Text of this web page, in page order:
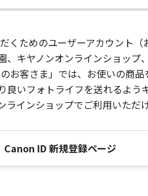
くためのユーザーアカウント
キヤノンオンラインショッ
お客さま」では、お使いの商
いフォトライフを送れるよ
インショップでご利用いただ
Canon ID 新規登録ページ